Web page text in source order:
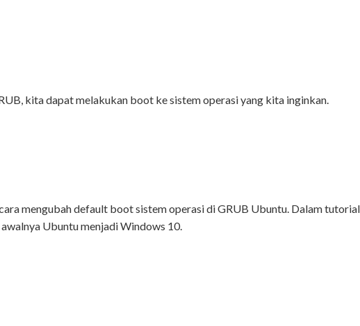
kita dapat melakukan boot ke sistem operasi yang kita inginkan.
mengubah default boot sistem operasi di GRUB Ubuntu. Dalam
Ubuntu menjadi Windows 10.